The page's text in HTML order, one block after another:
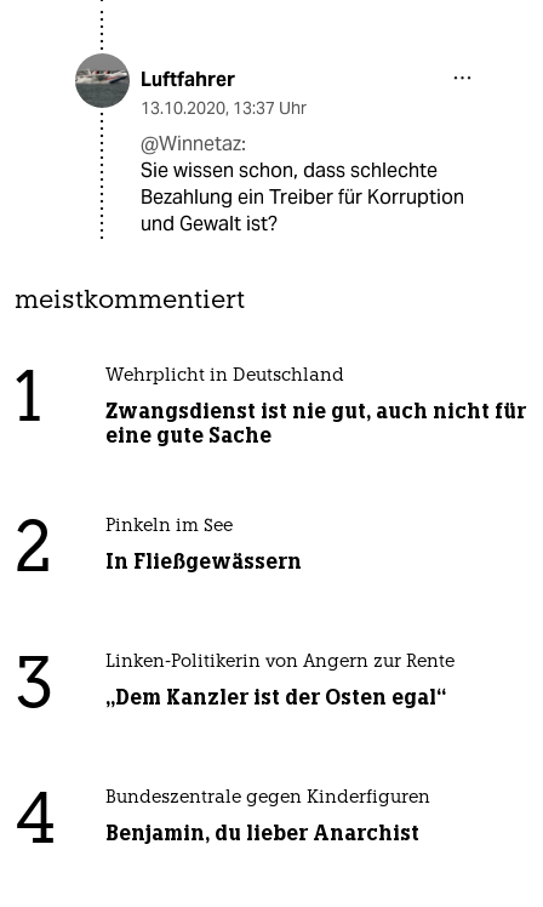
Luftfahrer
13.10.2020, 13:37 Uhr
@Winnetaz:
Sie wissen schon, dass schlechte
Bezahlung ein Treiber für Korruption
und Gewalt ist?
meistkommentiert
1 Wehrplicht in Deutschland
Zwangsdienst ist nie gut, auch nicht für
eine gute Sache
2 Pinkeln im See
In Fließgewässern
3 Linken-Politikerin von Angern zur Rente
„Dem Kanzler ist der Osten egal“
4 Bundeszentrale gegen Kinderfiguren
Benjamin, du lieber Anarchist